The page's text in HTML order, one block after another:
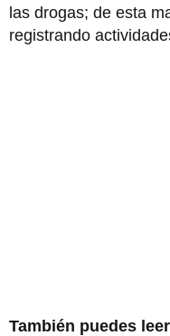
las drogas; de esta
registrando
También puedes